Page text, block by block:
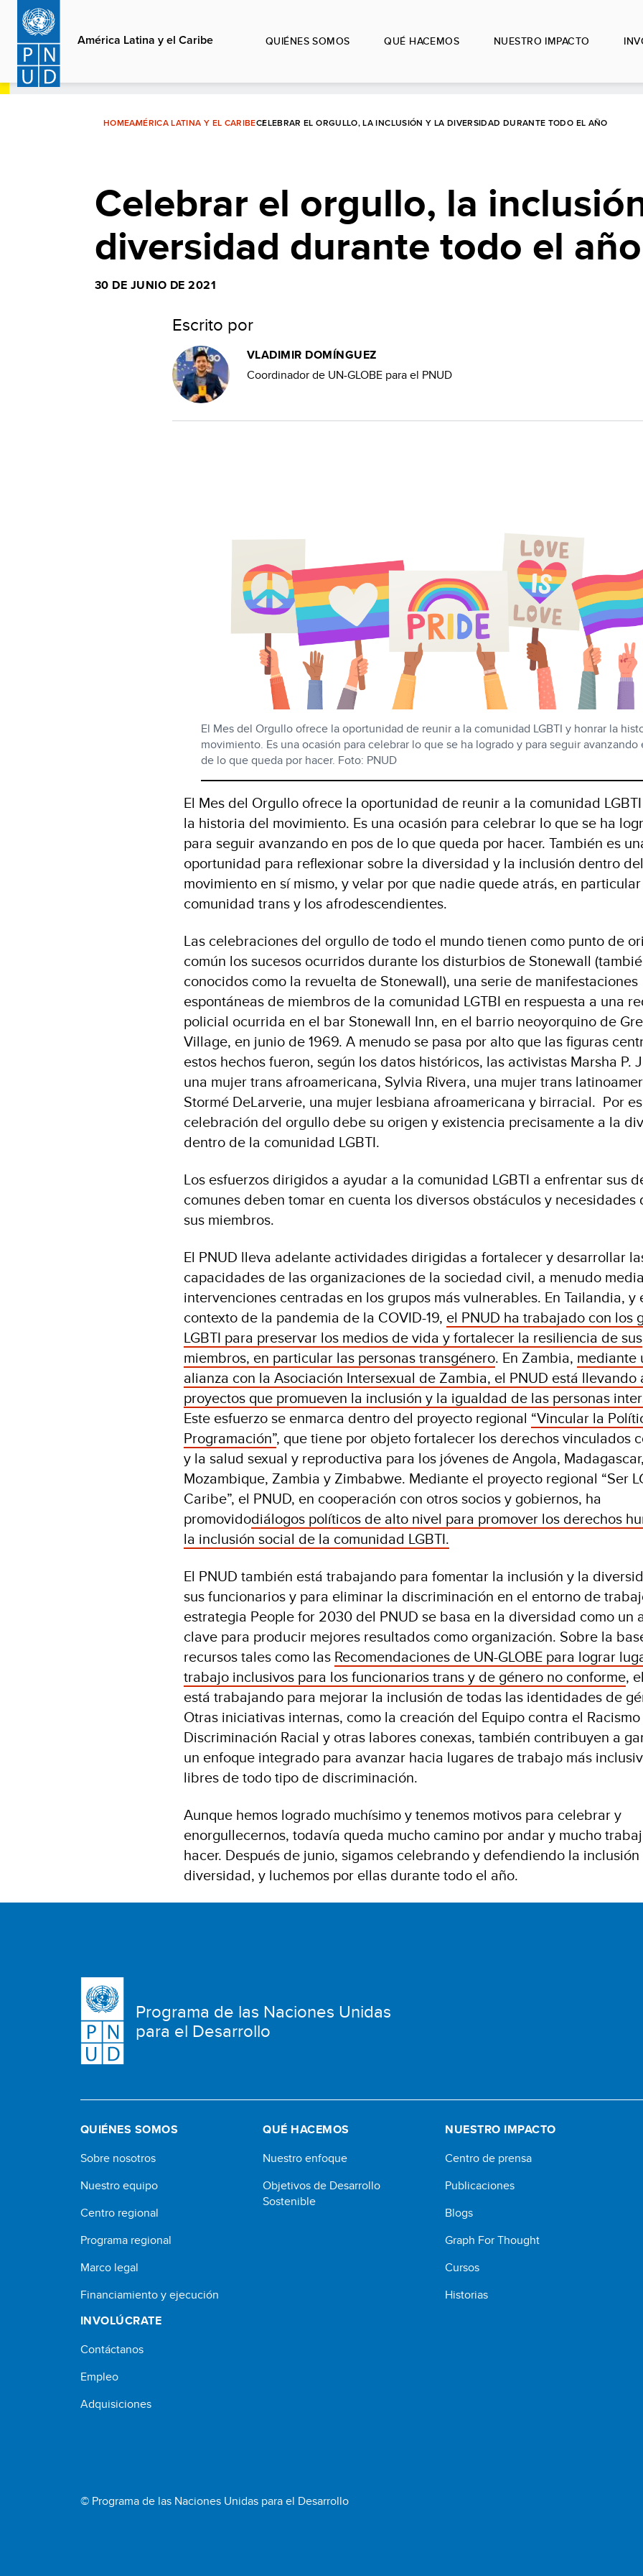
Pasar
contenido
principal
América Latina y el Caribe QUIÉNES SOMOS QUÉ HACEMOS NUESTRO IMPACTO
HOMEAMÉRICA LATINA Y EL CARIBECELEBRAR EL ORGULLO, LA INCLUSIÓN Y LA DIVERSIDAD DURANTE TODO EL AÑO
Celebrar el orgullo, la
diversidad durante todo el año
30 DE JUNIO DE 2021
Escrito por
VLADIMIR DOMÍNGUEZ
Coordinador de UN-GLOBE para el PNUD
El Mes del Orgullo ofrece la oportunidad de reunir a la comunidad LGBTI y honrar la
movimiento. Es una ocasión para celebrar lo que se ha logrado y para seguir avanzando
de lo que queda por hacer. Foto: PNUD
El Mes del Orgullo ofrece la oportunidad de reunir a la comunidad
la historia del movimiento. Es una ocasión para celebrar lo que se ha
para seguir avanzando en pos de lo que queda por hacer. También es
oportunidad para reflexionar sobre la diversidad y la inclusión dentro del
movimiento en sí mismo, y velar por que nadie quede atrás, en
comunidad trans y los afrodescendientes.
Las celebraciones del orgullo de todo el mundo tienen como punto de
común los sucesos ocurridos durante los disturbios de Stonewall
conocidos como la revuelta de Stonewall), una serie de manifestaciones
espontáneas de miembros de la comunidad LGTBI en respuesta a una
policial ocurrida en el bar Stonewall Inn, en el barrio neoyorquino de
Village, en junio de 1969. A menudo se pasa por alto que las figuras
estos hechos fueron, según los datos históricos, las activistas Marsha P.
una mujer trans afroamericana, Sylvia Rivera, una mujer trans
Stormé DeLarverie, una mujer lesbiana afroamericana y birracial. Por
celebración del orgullo debe su origen y existencia precisamente a la
dentro de la comunidad LGBTI.
Los esfuerzos dirigidos a ayudar a la comunidad LGBTI a enfrentar sus
comunes deben tomar en cuenta los diversos obstáculos y necesidades
sus miembros.
El PNUD lleva adelante actividades dirigidas a fortalecer y desarrollar
capacidades de las organizaciones de la sociedad civil, a menudo
intervenciones centradas en los grupos más vulnerables. En Tailandia, y
contexto de la pandemia de la COVID-19, el PNUD ha trabajado con los
LGBTI para preservar los medios de vida y fortalecer la resiliencia de sus
miembros, en particular las personas transgénero. En Zambia, mediante
alianza con la Asociación Intersexual de Zambia, el PNUD está llevando
proyectos que promueven la inclusión y la igualdad de las personas
Este esfuerzo se enmarca dentro del proyecto regional “Vincular la
Programación”, que tiene por objeto fortalecer los derechos vinculados
y la salud sexual y reproductiva para los jóvenes de Angola,
Mozambique, Zambia y Zimbabwe. Mediante el proyecto regional “Ser
Caribe”, el PNUD, en cooperación con otros socios y gobiernos, ha
promovidodiálogos políticos de alto nivel para promover los derechos
la inclusión social de la comunidad LGBTI.
El PNUD también está trabajando para fomentar la inclusión y la
sus funcionarios y para eliminar la discriminación en el entorno de
estrategia People for 2030 del PNUD se basa en la diversidad como un
clave para producir mejores resultados como organización. Sobre la
recursos tales como las Recomendaciones de UN-GLOBE para lograr
trabajo inclusivos para los funcionarios trans y de género no conforme,
está trabajando para mejorar la inclusión de todas las identidades de
Otras iniciativas internas, como la creación del Equipo contra el
Discriminación Racial y otras labores conexas, también contribuyen a
un enfoque integrado para avanzar hacia lugares de trabajo más
libres de todo tipo de discriminación.
Aunque hemos logrado muchísimo y tenemos motivos para celebrar y
enorgullecernos, todavía queda mucho camino por andar y mucho
hacer. Después de junio, sigamos celebrando y defendiendo la
diversidad, y luchemos por ellas durante todo el año.
Programa de las Naciones Unidas
para el Desarrollo
QUIÉNES SOMOS
Sobre nosotros
Nuestro equipo
Centro regional
Programa regional
Marco legal
Financiamiento y ejecución
QUÉ HACEMOS
Nuestro enfoque
Objetivos de Desarrollo
Sostenible
NUESTRO IMPACTO
Centro de prensa
Publicaciones
Blogs
Graph For Thought
Cursos
Historias
INVOLÚCRATE
Contáctanos
Empleo
Adquisiciones
© Programa de las Naciones Unidas para el Desarrollo